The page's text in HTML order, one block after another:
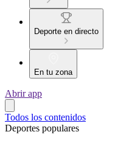
Deporte en directo
En tu zona
Abrir app
Todos los contenidos
Deportes populares